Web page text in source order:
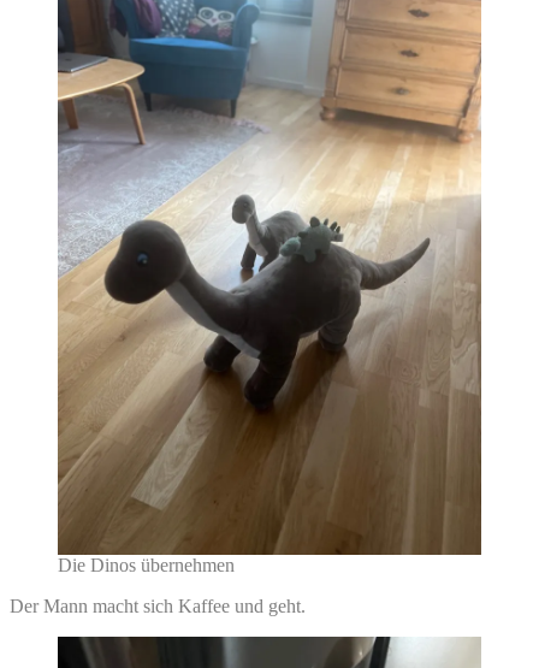
Die Dinos übernehmen
Der Mann macht sich Kaffee und geht.